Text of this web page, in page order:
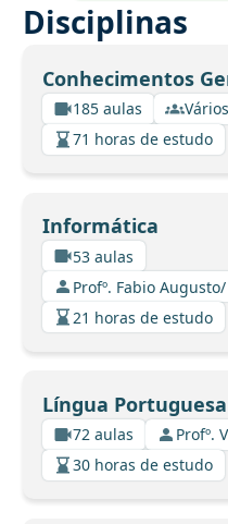
Disciplinas
Conhecimentos
185 aulas
71 horas de estudo
Informática
53 aulas
Profº. Fabio
21 horas de estudo
Língua Portuguesa
72 aulas
Profº.
30 horas de estudo